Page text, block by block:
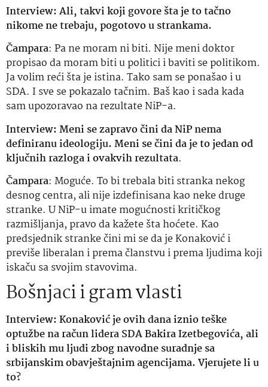
Interview: Ali, takvi koji govore šta je to tačno
nikome ne trebaju, pogotovo u strankama.
Čampara: Pa ne moram ni biti. Nije meni doktor
propisao da moram biti u politici i baviti se politikom.
Ja volim reći šta je istina. Tako sam se ponašao i u
SDA. I sve se pokazalo tačnim. Baš kao i sada kada
sam upozoravao na rezultate NiP-a.
Interview: Meni se zapravo čini da NiP nema
definiranu ideologiju. Meni se čini da je to jedan od
ključnih razloga i ovakvih rezultata.
Čampara: Moguće. To bi trebala biti stranka nekog
desnog centra, ali nije izdefinisana kao neke druge
stranke. U NiP-u imate mogućnosti kritičkog
razmišljanja, pravo da kažete šta hoćete. Kao
predsjednik stranke čini mi se da je Konaković i
previše liberalan i prema članstvu i prema ljudima koji
iskaču sa svojim stavovima.
Bošnjaci i gram vlasti
Interview: Konaković je ovih dana iznio teške
optužbe na račun lidera SDA Bakira Izetbegovića, ali
i bliskih mu ljudi zbog navodne suradnje sa
srbijanskim obavještajnim agencijama. Vjerujete li u
to?